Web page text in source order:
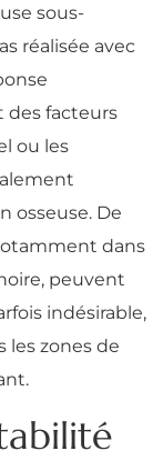
sous-
réalisée avec
des facteurs
ou les
osseuse. De
dans
peuvent
indésirable,
les zones de